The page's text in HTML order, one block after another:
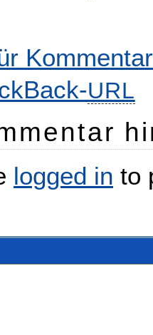
URL
logged in to